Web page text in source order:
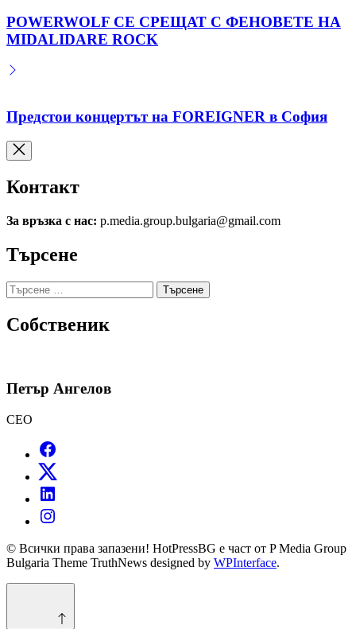
POWERWOLF СЕ СРЕЩАТ С ФЕНОВЕТЕ НА
MIDALIDARE ROCK
Предстои концертът на FOREIGNER в София
Контакт
За връзка с нас: p.media.group.bulgaria@gmail.com
Търсене
Търсене
за:
Собственик
Петър Ангелов
CEO
© Всички права запазени! HotPressBG е част от P Media Group
Bulgaria Theme TruthNews designed by WPInterface.